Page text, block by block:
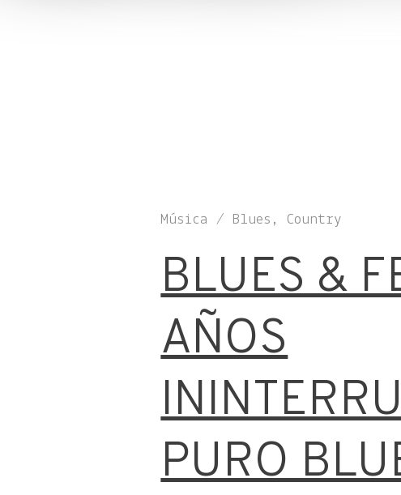
Música / Blues, Country
BLUES &
AÑOS
PURO